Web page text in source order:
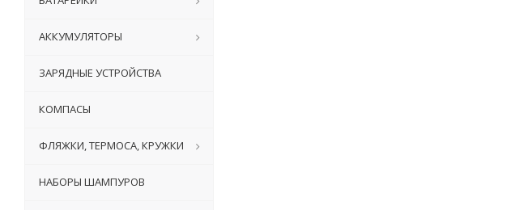
АККУМУЛЯТОРЫ
ЗАРЯДНЫЕ УСТРОЙСТВА
КОМПАСЫ
ФЛЯЖКИ, ТЕРМОСА, КРУЖКИ
НАБОРЫ ШАМПУРОВ